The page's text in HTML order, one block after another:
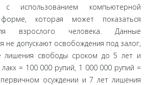
с использованием ком­пьютерной
которая может пока­заться
взрослого человека. Данные
не допускают освобождения под залог,
лишения свободы сроком до 5 лет и
= 100 000 рупий, 1 000 000 рупий =
осуждении и 7 лет лишения